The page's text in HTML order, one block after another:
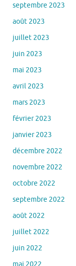
septembre 2023
août 2023
juillet 2023
juin 2023
mai 2023
avril 2023
mars 2023
février 2023
janvier 2023
décembre 2022
novembre 2022
octobre 2022
septembre 2022
août 2022
juillet 2022
juin 2022
mai 2022